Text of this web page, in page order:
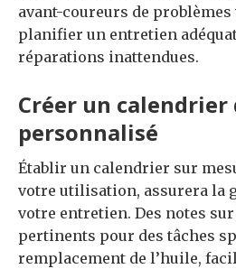
avant-coureurs de problèmes
planifier un entretien adéquat
réparations inattendues.
Créer un calendrier
personnalisé
Établir un calendrier sur
votre utilisation, assurera la
votre entretien. Des notes
pertinents pour des tâches
remplacement de l’huile,